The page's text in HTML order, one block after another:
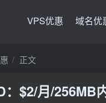
VPS优惠 域名优
正文
：$2/月/256MB